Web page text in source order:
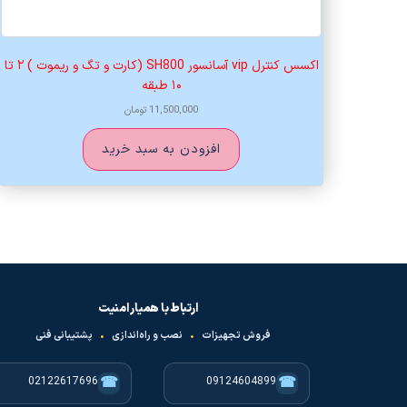
اکسس کنترل vip آسانسور SH800 (کارت و تگ و ریموت ) ۲ تا
۱۰ طبقه
11,500,000 تومان
افزودن به سبد خرید
ارتباط با همیار امنیت
فروش تجهیزات • نصب و راه‌اندازی • پشتیبانی فنی
☎
09124604899
☎
02122617696